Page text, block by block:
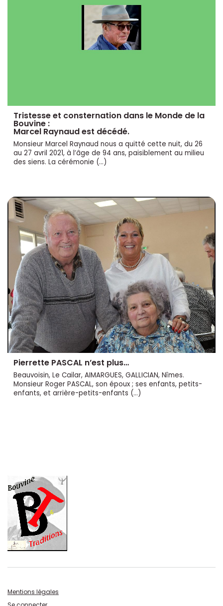
Tristesse et consternation dans le Monde de la
Bouvine :
Marcel Raynaud est décédé.
Monsieur Marcel Raynaud nous a quitté cette nuit, du 26
au 27 avril 2021, à l’âge de 94 ans, paisiblement au milieu
des siens. La cérémonie (…)
Pierrette PASCAL n’est plus…
Beauvoisin, Le Cailar, AIMARGUES, GALLICIAN, Nîmes.
Monsieur Roger PASCAL, son époux ; ses enfants, petits-
enfants, et arrière-petits-enfants (…)
Mentions légales